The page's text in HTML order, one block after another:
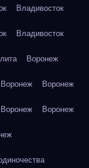
Владивосток
Владивосток
Воронеж
Воронеж Воронеж
Воронеж Воронеж